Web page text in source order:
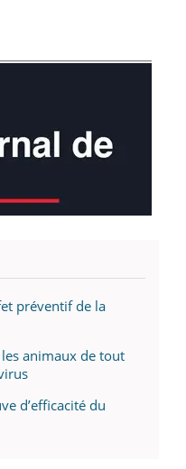
préventif de la
les animaux de tout
d’efficacité du